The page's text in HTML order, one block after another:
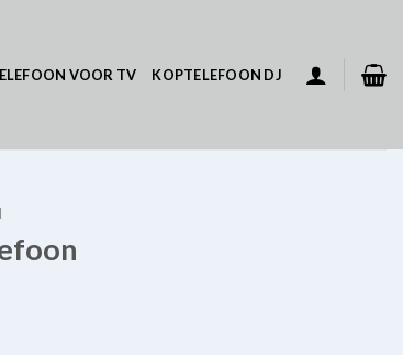
VOOR TV KOPTELEFOON DJ